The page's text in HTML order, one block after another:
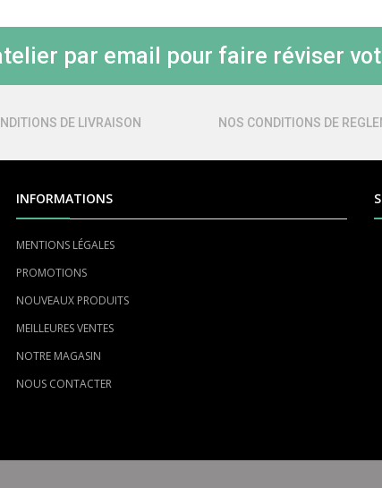
par email pour faire réviser
DE LIVRAISON NOS CONDITIONS DE
INFORMATIONS
MENTIONS LÉGALES
PROMOTIONS
NOUVEAUX PRODUITS
MEILLEURES VENTES
NOTRE MAGASIN
NOUS CONTACTER